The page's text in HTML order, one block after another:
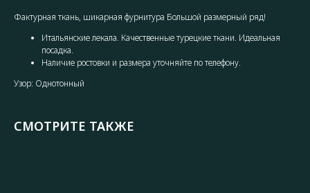
Фактурная ткань, шикарная фурнитура Большой размерный ряд!
Итальянские лекала. Качественные турецкие ткани. Идеальная
посадка.
Наличие ростовки и размера уточняйте по телефону.
Узор: Однотонный
СМОТРИТЕ ТАКЖЕ